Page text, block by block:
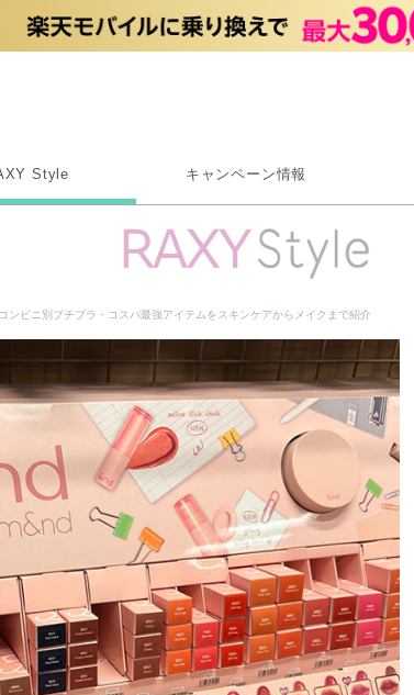
Style キャンペーン情報
ンビニ別プチプラ・コスパ最強アイテムをスキンケアからメイクまで紹介